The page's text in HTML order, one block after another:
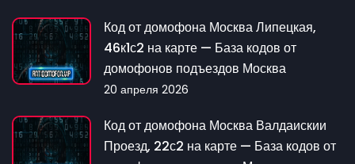
Код от домофона Москва Липецкая,
46к1с2 на карте — База кодов от
домофонов подъездов Москва
20 апреля 2026
Код от домофона Москва Валдаискии
Проезд, 22с2 на карте — База кодов от